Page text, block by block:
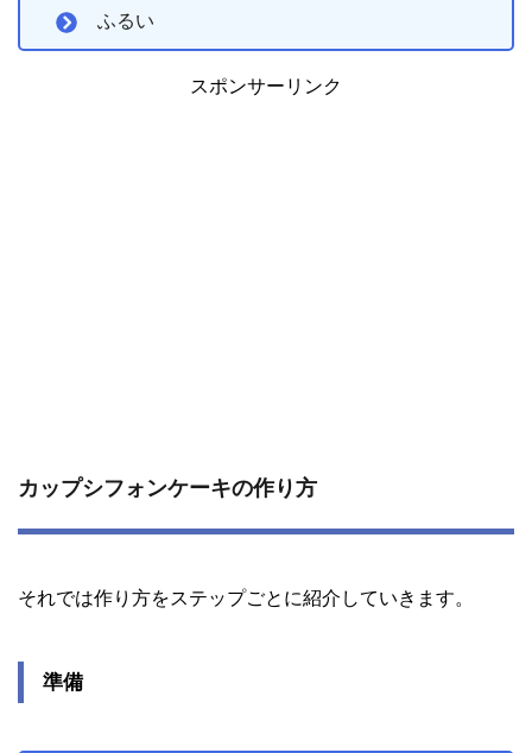
ふるい
スポンサーリンク
カップシフォンケーキの作り方
それでは作り方をステップごとに紹介していきます。
準備